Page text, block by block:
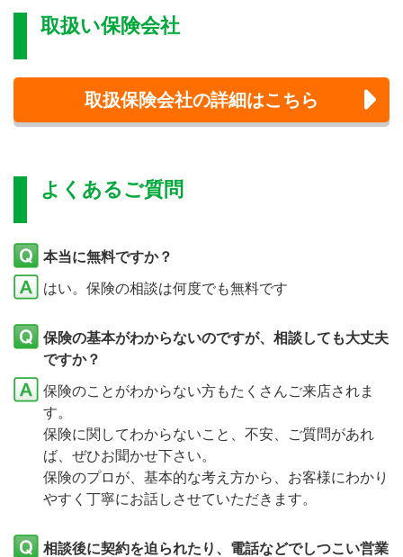
取扱い保険会社
取扱保険会社の詳細はこちら
よくあるご質問
本当に無料ですか？
はい。保険の相談は何度でも無料です
保険の基本がわからないのですが、相談しても大丈夫
ですか？
保険のことがわからない方もたくさんご来店されま
す。
保険に関してわからないこと、不安、ご質問があれ
ば、ぜひお聞かせ下さい。
保険のプロが、基本的な考え方から、お客様にわかり
やすく丁寧にお話しさせていただきます。
相談後に契約を迫られたり、電話などでしつこい営業